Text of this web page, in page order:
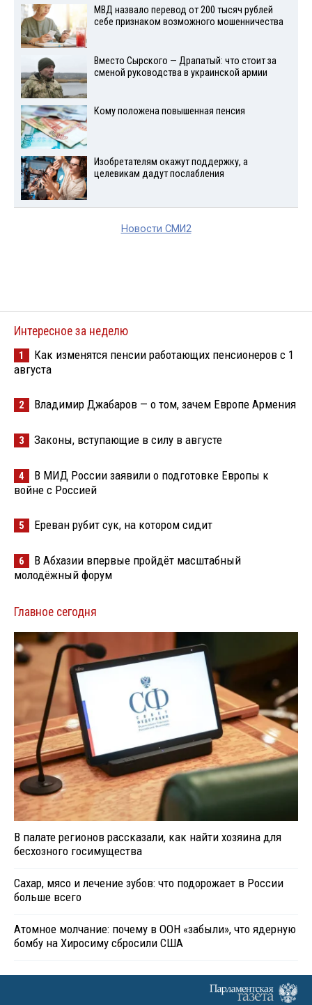
МВД назвало перевод от 200 тысяч рублей
себе признаком возможного мошенничества
Вместо Сырского — Драпатый: что стоит за
сменой руководства в украинской армии
Кому положена повышенная пенсия
Изобретателям окажут поддержку, а
целевикам дадут послабления
Новости СМИ2
Интересное за неделю
1
Как изменятся пенсии работающих пенсионеров с 1
августа
2 Владимир Джабаров — о том, зачем Европе Армения
3 Законы, вступающие в силу в августе
4
В МИД России заявили о подготовке Европы к
войне с Россией
5 Ереван рубит сук, на котором сидит
6
В Абхазии впервые пройдёт масштабный
молодёжный форум
Главное сегодня
В палате регионов рассказали, как найти хозяина для
бесхозного госимущества
Сахар, мясо и лечение зубов: что подорожает в России
больше всего
Атомное молчание: почему в ООН «забыли», что ядерную
бомбу на Хиросиму сбросили США